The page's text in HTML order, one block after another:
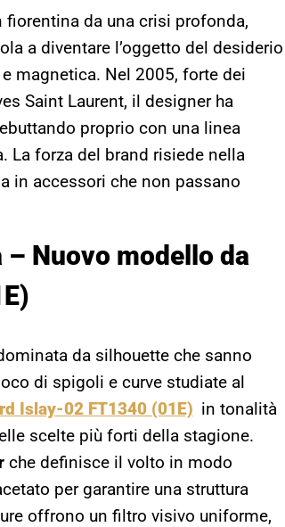
da una crisi profonda,
a diventare l’oggetto del desiderio
magnetica. Nel 2005, forte dei
Saint Laurent, il designer ha
proprio con una linea
La forza del brand risiede nella
in accessori che non passano
– Nuovo modello da
da silhouette che sanno
di spigoli e curve studiate al
Islay-02 FT1340 (01E) in tonalità
scelte più forti della stagione.
che definisce il volto in modo
per garantire una struttura
offrono un filtro visivo uniforme,